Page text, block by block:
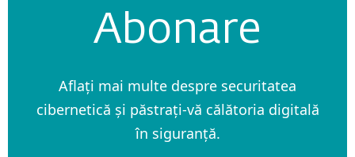
Abonare
Aflați mai multe despre securitatea
cibernetică și păstrați-vă călătoria digitală
în siguranță.